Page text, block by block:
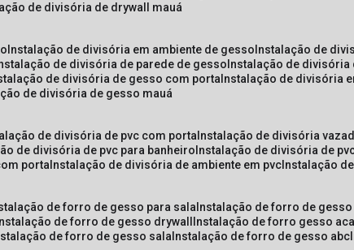
de divisória de drywall mauá
instalação de divisória em ambiente de gesso instalação de
de divisória de parede de gesso instalação de divisória
de divisória de gesso com porta instalação de divisória
de divisória de gesso mauá
de divisória de pvc com porta instalação de divisória
de divisória de pvc para banheiro instalação de divisória de
porta instalação de divisória de ambiente em pvc instalação
de forro de gesso para sala instalação de forro de
instalação de forro de gesso drywall instalação de forro gesso
de forro de gesso sala instalação de forro de gesso abc